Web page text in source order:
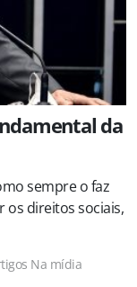
da
sempre o faz
os direitos sociais,
Na mídia